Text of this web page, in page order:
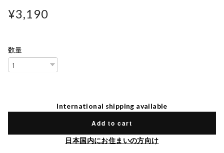
¥3,190
数量
International shipping available
Add to cart
日本国内にお住まいの方向け